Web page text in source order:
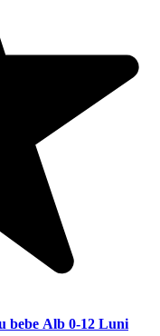
bebe Alb 0-12 Luni